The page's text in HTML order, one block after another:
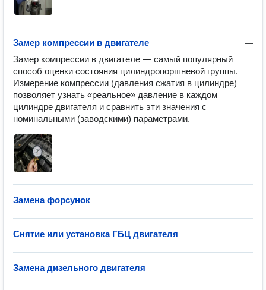
—
Замер компрессии в двигателе
Замер компрессии в двигателе — самый популярный
способ оценки состояния цилиндропоршневой группы.
Измерение компрессии (давления сжатия в цилиндре)
позволяет узнать «реальное» давление в каждом
цилиндре двигателя и сравнить эти значения с
номинальными (заводскими) параметрами.
—
Замена форсунок
—
Снятие или установка ГБЦ двигателя
—
Замена дизельного двигателя